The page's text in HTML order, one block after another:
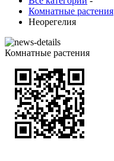
Комнатные растения
Неорегелия
Комнатные растения